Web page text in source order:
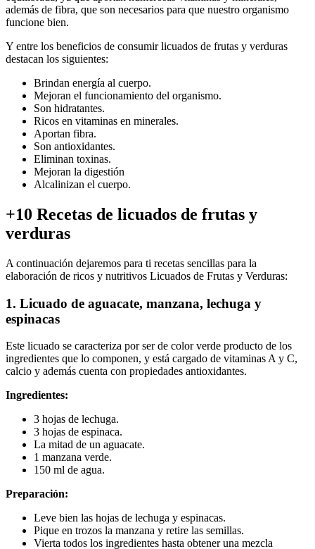
además de fibra, que son necesarios para que nuestro organismo
funcione bien.
Y entre los beneficios de consumir licuados de frutas y verduras
destacan los siguientes:
Brindan energía al cuerpo.
Mejoran el funcionamiento del organismo.
Son hidratantes.
Ricos en vitaminas en minerales.
Aportan fibra.
Son antioxidantes.
Eliminan toxinas.
Mejoran la digestión
Alcalinizan el cuerpo.
+10 Recetas de licuados de frutas y
verduras
A continuación dejaremos para ti recetas sencillas para la
elaboración de ricos y nutritivos Licuados de Frutas y Verduras:
1. Licuado de aguacate, manzana, lechuga y
espinacas
Este licuado se caracteriza por ser de color verde producto de los
ingredientes que lo componen, y está cargado de vitaminas A y C,
calcio y además cuenta con propiedades antioxidantes.
Ingredientes:
3 hojas de lechuga.
3 hojas de espinaca.
La mitad de un aguacate.
1 manzana verde.
150 ml de agua.
Preparación:
Leve bien las hojas de lechuga y espinacas.
Pique en trozos la manzana y retire las semillas.
Vierta todos los ingredientes hasta obtener una mezcla